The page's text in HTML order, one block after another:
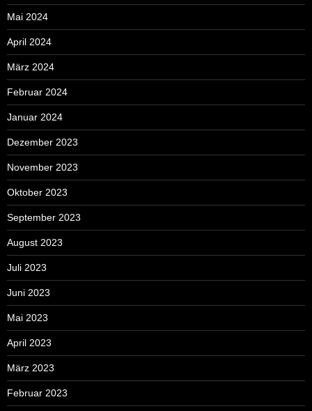
Mai 2024
April 2024
März 2024
Februar 2024
Januar 2024
Dezember 2023
November 2023
Oktober 2023
September 2023
August 2023
Juli 2023
Juni 2023
Mai 2023
April 2023
März 2023
Februar 2023